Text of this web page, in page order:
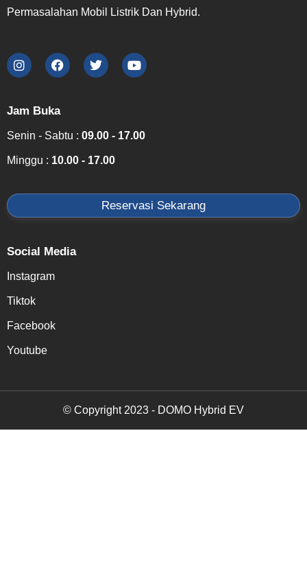
Permasalahan Mobil Listrik Dan Hybrid.
Jam Buka
Senin - Sabtu : 09.00 - 17.00
Minggu : 10.00 - 17.00
Reservasi Sekarang
Social Media
Instagram
Tiktok
Facebook
Youtube
© Copyright 2023 - DOMO Hybrid EV